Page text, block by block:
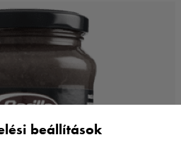
beállítások